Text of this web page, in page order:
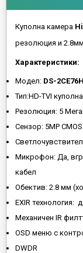
Куполна камера
резолюция и
Характеристики:
Модел: DS-
Тип:HD-TVI
Резолюция: 5
Сензор: 5MP
Микрофон: Да,
кабел
Обектив: 2.8 мм
EXIR технология:
Механичен IR
OSD меню с
DWDR